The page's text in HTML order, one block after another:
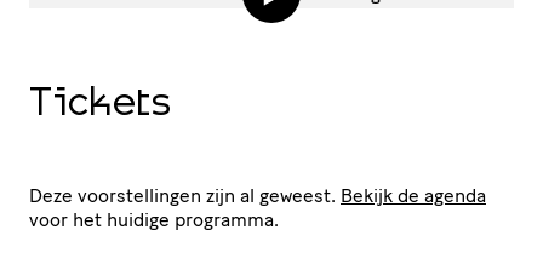
Tickets
Deze voorstellingen zijn al geweest. Bekijk de agenda
voor het huidige programma.